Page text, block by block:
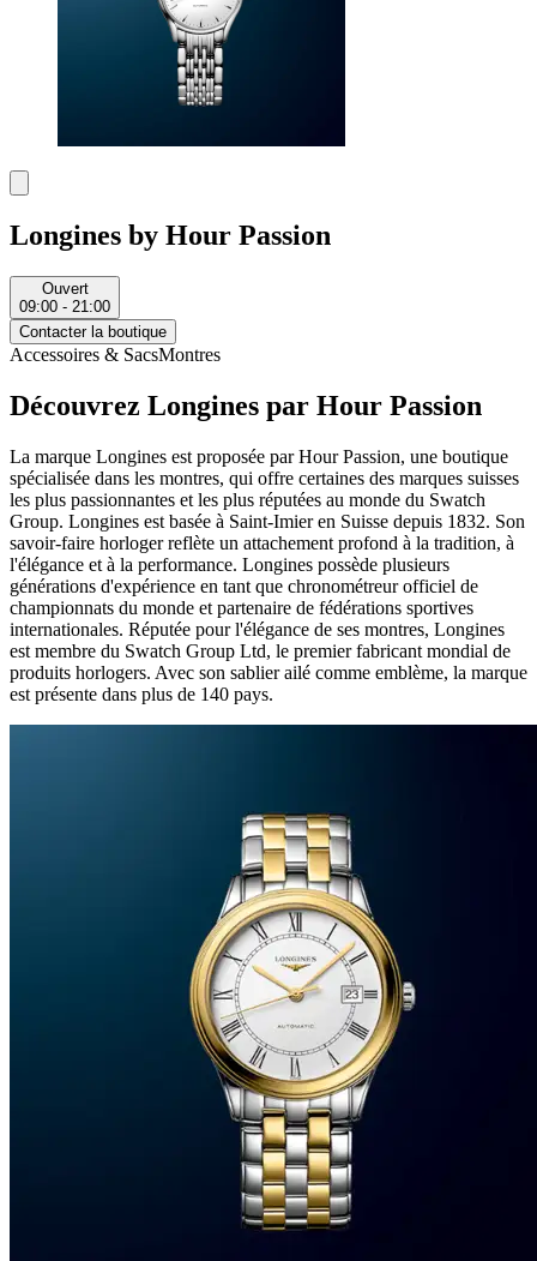
Longines by Hour Passion
Ouvert
09:00 - 21:00
Contacter la boutique
Accessoires & SacsMontres
Découvrez Longines par Hour Passion
La marque Longines est proposée par Hour Passion, une boutique
spécialisée dans les montres, qui offre certaines des marques suisses
les plus passionnantes et les plus réputées au monde du Swatch
Group. Longines est basée à Saint-Imier en Suisse depuis 1832. Son
savoir-faire horloger reflète un attachement profond à la tradition, à
l'élégance et à la performance. Longines possède plusieurs
générations d'expérience en tant que chronométreur officiel de
championnats du monde et partenaire de fédérations sportives
internationales. Réputée pour l'élégance de ses montres, Longines
est membre du Swatch Group Ltd, le premier fabricant mondial de
produits horlogers. Avec son sablier ailé comme emblème, la marque
est présente dans plus de 140 pays.